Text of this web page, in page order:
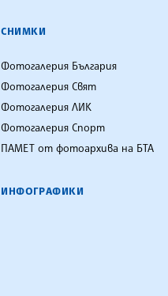
СНИМКИ
Фотогалерия България
Фотогалерия Свят
Фотогалерия ЛИК
Фотогалерия Спорт
ПАМЕТ от фотоархива на БТА
ИНФОГРАФИКИ